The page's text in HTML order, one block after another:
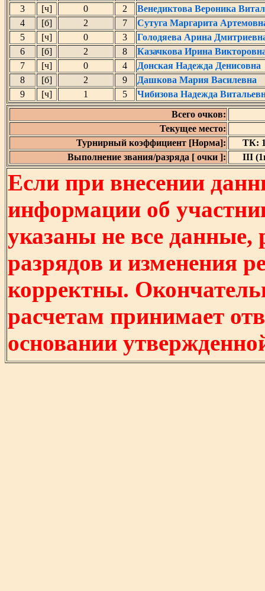
3
[ч] 0 2
Венедиктова Вероника
4
[б] 2 7
Сутуга Маргарита
5
[ч] 0 3
Голодяева Арина
6
[б] 2 8
Казачкова Ирина
7
[ч] 0 4
Донская Надежда Денисовна
8
[б] 2 9
Дашкова Мария Василевна
9
[ч] 1 5
Чибизова Надежда
Всего очков:
Текущее место:
Турнирный коэффициент [Норма]:
ТК:
Выполнение звания/разряда [ очки ]:
III
Если при внесении
информации об
указаны не все
разрядов и изменения
корректны.
расчетам принимает
основании